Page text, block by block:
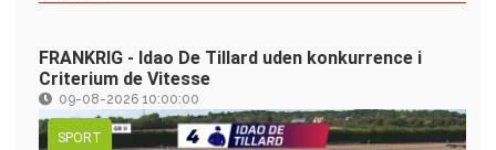
FRANKRIG - Idao De Tillard uden konkurrence i
Criterium de Vitesse
09-08-2026 10:00:00
SPORT